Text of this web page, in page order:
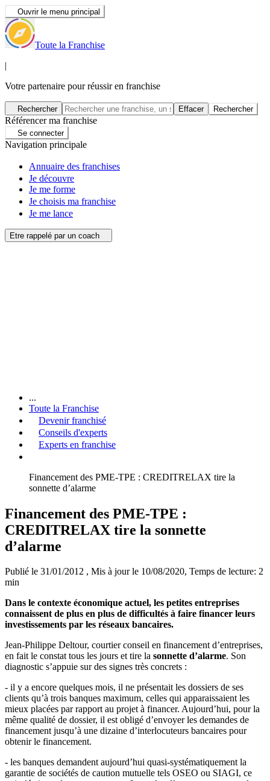
Ouvrir le menu principal
Toute la Franchise
|
Votre partenaire pour réussir en franchise
Rechercher Effacer Rechercher
Référencer ma franchise
Se connecter
Navigation principale
Annuaire des franchises
Je découvre
Je me forme
Je choisis ma franchise
Je me lance
Etre rappelé par un coach
...
Toute la Franchise
Devenir franchisé
Conseils d'experts
Experts en franchise
Financement des PME-TPE : CREDITRELAX tire la
sonnette d’alarme
Financement des PME-TPE :
CREDITRELAX tire la sonnette
d’alarme
Publié le 31/01/2012 , Mis à jour le 10/08/2020, Temps de lecture: 2
min
Dans le contexte économique actuel, les petites entreprises
connaissent de plus en plus de difficultés à faire financer leurs
investissements par les réseaux bancaires.
Jean-Philippe Deltour, courtier conseil en financement d’entreprises,
en fait le constat tous les jours et tire la sonnette d’alarme. Son
diagnostic s’appuie sur des signes très concrets :
- il y a encore quelques mois, il ne présentait les dossiers de ses
clients qu’à trois banques maximum, celles qui apparaissaient les
mieux placées par rapport au projet à financer. Aujourd’hui, pour la
même qualité de dossier, il est obligé d’envoyer les demandes de
financement jusqu’à une dizaine d’interlocuteurs bancaires pour
obtenir le financement.
- les banques demandent aujourd’hui quasi-systématiquement la
garantie de sociétés de caution mutuelle tels OSEO ou SIAGI, ce